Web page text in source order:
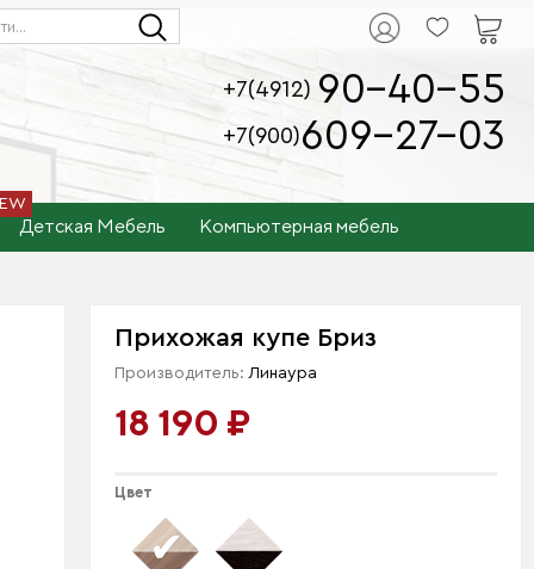
+7(4912) 90-40-55
+7(900)609-27-03
Детская Мебель Компьютерная мебель
Прихожая купе Бриз
Производитель:Линаура
18 190 ₽
Цвет